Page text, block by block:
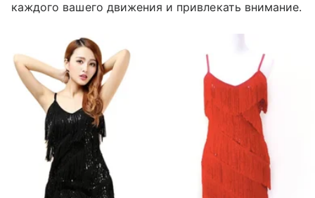
каждого вашего движения и привлекать внимание.